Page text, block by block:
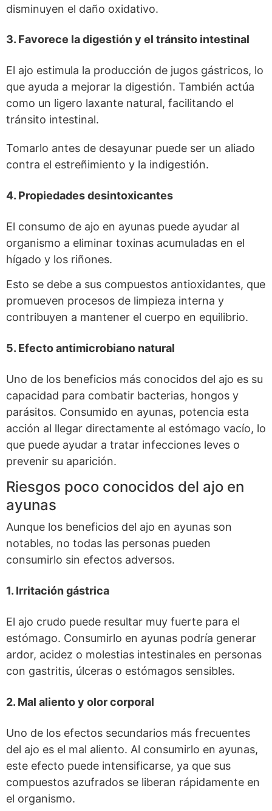
disminuyen el daño oxidativo.
3. Favorece la digestión y el tránsito intestinal
El ajo estimula la producción de jugos gástricos, lo
que ayuda a mejorar la digestión. También actúa
como un ligero laxante natural, facilitando el
tránsito intestinal.
Tomarlo antes de desayunar puede ser un aliado
contra el estreñimiento y la indigestión.
4. Propiedades desintoxicantes
El consumo de ajo en ayunas puede ayudar al
organismo a eliminar toxinas acumuladas en el
hígado y los riñones.
Esto se debe a sus compuestos antioxidantes, que
promueven procesos de limpieza interna y
contribuyen a mantener el cuerpo en equilibrio.
5. Efecto antimicrobiano natural
Uno de los beneficios más conocidos del ajo es su
capacidad para combatir bacterias, hongos y
parásitos. Consumido en ayunas, potencia esta
acción al llegar directamente al estómago vacío, lo
que puede ayudar a tratar infecciones leves o
prevenir su aparición.
Riesgos poco conocidos del ajo en
ayunas
Aunque los beneficios del ajo en ayunas son
notables, no todas las personas pueden
consumirlo sin efectos adversos.
1. Irritación gástrica
El ajo crudo puede resultar muy fuerte para el
estómago. Consumirlo en ayunas podría generar
ardor, acidez o molestias intestinales en personas
con gastritis, úlceras o estómagos sensibles.
2. Mal aliento y olor corporal
Uno de los efectos secundarios más frecuentes
del ajo es el mal aliento. Al consumirlo en ayunas,
este efecto puede intensificarse, ya que sus
compuestos azufrados se liberan rápidamente en
el organismo.